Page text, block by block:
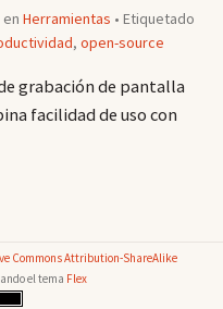
Herramientas • Etiquetado
, open-source
grabación de pantalla
facilidad de uso con
Commons Attribution-ShareAlike
el tema Flex